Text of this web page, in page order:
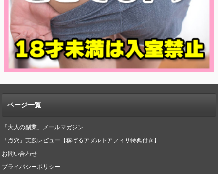
ページ一覧
「大人の副業」メールマガジン
「点穴」実践レビュー【稼げるアダルトアフィリ特典付き】
お問い合わせ
プライバシーポリシー